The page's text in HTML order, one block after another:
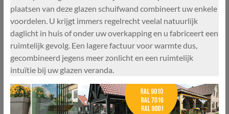
plaatsen van deze glazen schuifwand combineert uw enkele
voordelen. U krijgt immers regelrecht veelal natuurlijk
daglicht in huis of onder uw overkapping en u fabriceert een
ruimtelijk gevolg. Een lagere factuur voor warmte dus,
gecombineerd jegens meer zonlicht en een ruimtelijk
intuïtie bij uw glazen veranda.